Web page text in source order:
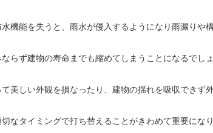
機能を失うと、雨水が侵入するようになり雨漏りや
らず建物の寿命までも縮めてしまうことになるでし
美しい外観を損なったり、建物の揺れを吸収できず
なタイミングで打ち替えることがきわめて重要にな